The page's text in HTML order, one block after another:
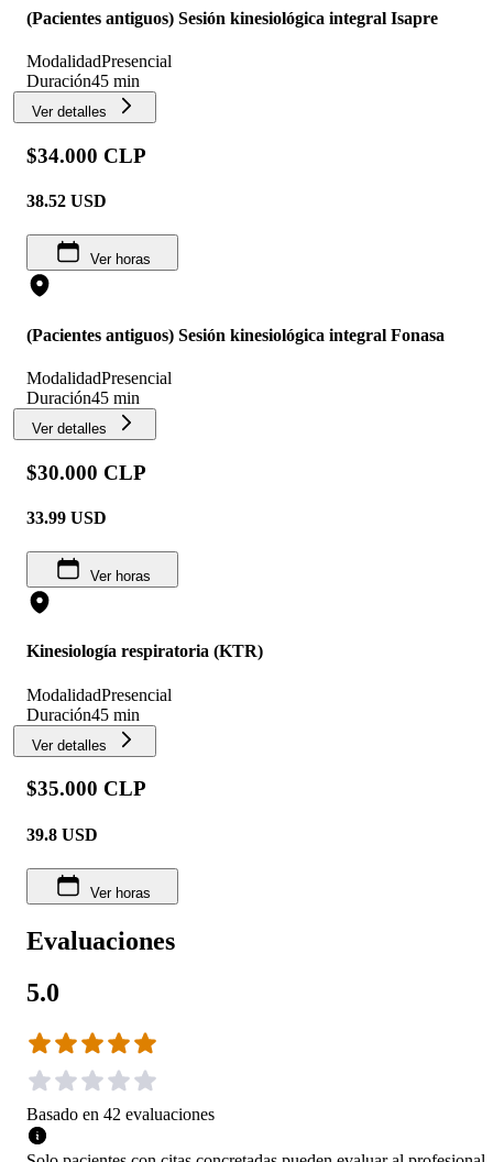
(Pacientes antiguos) Sesión kinesiológica integral Isapre
ModalidadPresencial
Duración45 min
Ver detalles
$34.000 CLP
38.52 USD
Ver horas
(Pacientes antiguos) Sesión kinesiológica integral Fonasa
ModalidadPresencial
Duración45 min
Ver detalles
$30.000 CLP
33.99 USD
Ver horas
Kinesiología respiratoria (KTR)
ModalidadPresencial
Duración45 min
Ver detalles
$35.000 CLP
39.8 USD
Ver horas
Evaluaciones
5.0
Basado en 42 evaluaciones